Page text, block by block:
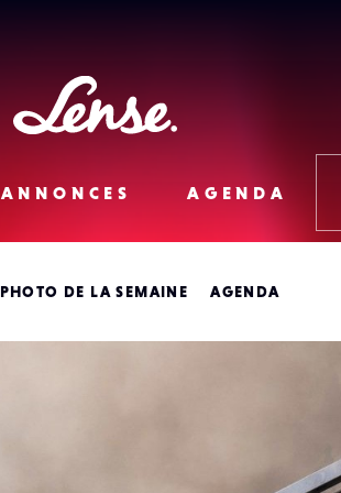
Lense
ANNONCES AGENDA
PHOTO DE LA SEMAINE AGENDA